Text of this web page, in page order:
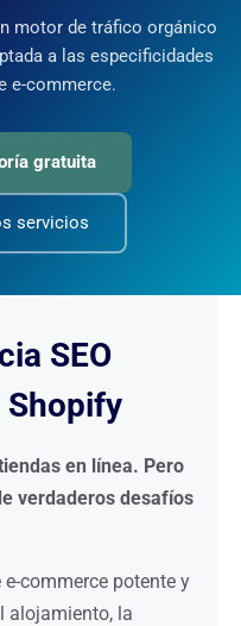
motor de tráfico orgánico
a las especificidades
e-commerce.
gratuita
servicios
SEO
Shopify
en línea. Pero
verdaderos desafíos
commerce potente y
alojamiento, la